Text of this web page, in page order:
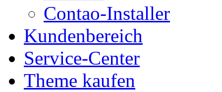
Contao-Installer
Kundenbereich
Service-Center
Theme kaufen